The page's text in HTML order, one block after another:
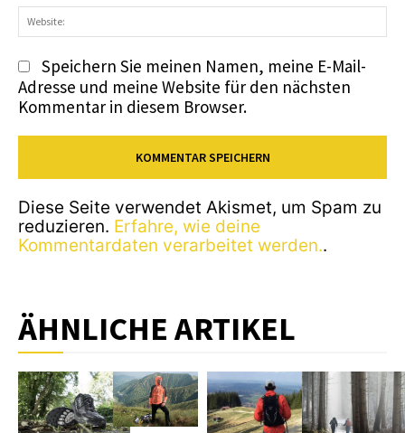
Speichern Sie meinen Namen, meine E-Mail-
Adresse und meine Website für den nächsten
Kommentar in diesem Browser.
Diese Seite verwendet Akismet, um Spam zu
reduzieren. Erfahre, wie deine
Kommentardaten verarbeitet werden..
ÄHNLICHE ARTIKEL